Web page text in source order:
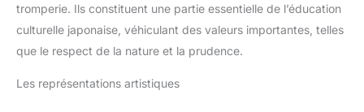
tromperie. Ils constituent une partie essentielle de l’éducation
culturelle japonaise, véhiculant des valeurs importantes, telles
que le respect de la nature et la prudence.
Les représentations artistiques